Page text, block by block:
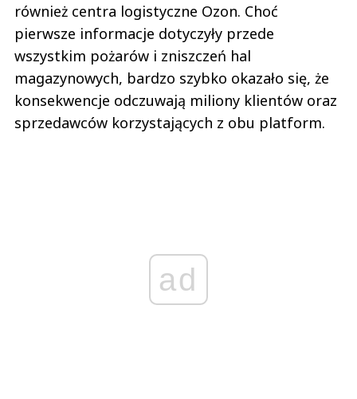
również centra logistyczne Ozon. Choć
pierwsze informacje dotyczyły przede
wszystkim pożarów i zniszczeń hal
magazynowych, bardzo szybko okazało się, że
konsekwencje odczuwają miliony klientów oraz
sprzedawców korzystających z obu platform.
ad